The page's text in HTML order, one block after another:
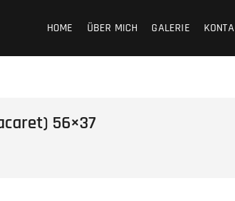
HOME ÜBER MICH GALERIE
56×37